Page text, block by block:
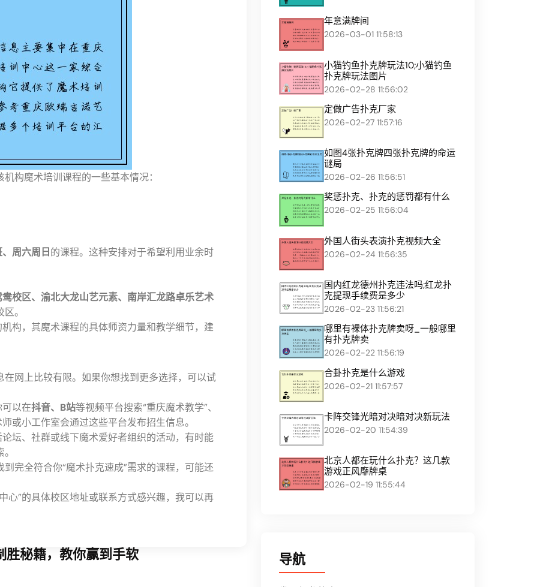
构魔术培训课程的一些基本情况：
周六周日 的课程。这种安排对于希望利用业余时
鸯校区、渝北大龙山艺元素、南岸汇龙路卓乐艺术
。
构，其魔术课程的具体师资力量和教学细节，建
网上比较有限。如果你想找到更多选择，可以试
以在抖音、B站等视频平台搜索“重庆魔术教学”、
或小工作室会通过这些平台发布招生信息。
坛、社群或线下魔术爱好者组织的活动，有时能
完全符合你“魔术扑克速成”需求的课程，可能还
心”的具体校区地址或联系方式感兴趣，我可以再
胜秘籍，教你赢到手软
年意满牌间
2026-03-01 11:58:13
小猫钓鱼扑克牌玩法10;小猫钓鱼
扑克牌玩法图片
2026-02-28 11:56:02
定做广告扑克厂家
2026-02-27 11:57:16
如图4张扑克牌四张扑克牌的命运
谜局
2026-02-26 11:56:51
奖惩扑克、扑克的惩罚都有什么
2026-02-25 11:56:04
外国人街头表演扑克视频大全
2026-02-24 11:56:35
国内红龙德州扑克违法吗;红龙扑
克提现手续费是多少
2026-02-23 11:56:21
哪里有裸体扑克牌卖呀_一般哪里
有扑克牌卖
2026-02-22 11:56:19
合卦扑克是什么游戏
2026-02-21 11:57:57
卡阵交锋光暗对决暗对决新玩法
2026-02-20 11:54:39
北京人都在玩什么扑克？这几款
游戏正风靡牌桌
2026-02-19 11:55:44
导航